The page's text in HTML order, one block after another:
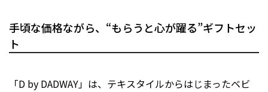
手頃な価格ながら、“もらうと心が躍る”ギフトセッ
ト
「D by DADWAY」は、テキスタイルからはじまったベビ